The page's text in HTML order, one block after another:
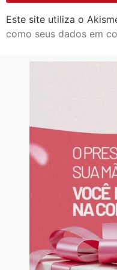
Este site utiliza o
como seus dados em